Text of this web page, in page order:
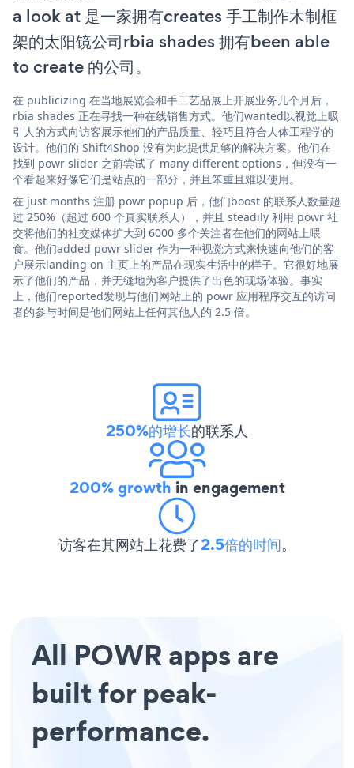
a look at 是一家拥有creates 手工制作木制框
架的太阳镜公司rbia shades 拥有been able
to create 的公司。
在 publicizing 在当地展览会和手工艺品展上开展业务几个月后，
rbia shades 正在寻找一种在线销售方式。他们wanted以视觉上吸
引人的方式向访客展示他们的产品质量、轻巧且符合人体工程学的
设计。他们的 Shift4Shop 没有为此提供足够的解决方案。他们在
找到 powr slider 之前尝试了 many different options，但没有一
个看起来好像它们是站点的一部分，并且笨重且难以使用。
在 just months 注册 powr popup 后，他们boost 的联系人数量超
过 250%（超过 600 个真实联系人），并且 steadily 利用 powr 社
交将他们的社交媒体扩大到 6000 多个关注者在他们的网站上喂
食。他们added powr slider 作为一种视觉方式来快速向他们的客
户展示landing on 主页上的产品在现实生活中的样子。它很好地展
示了他们的产品，并无缝地为客户提供了出色的现场体验。事实
上，他们reported发现与他们网站上的 powr 应用程序交互的访问
者的参与时间是他们网站上任何其他人的 2.5 倍。
250%的增长的联系人
200% growth in engagement
访客在其网站上花费了2.5倍的时间。
All POWR apps are
built for peak-
performance.